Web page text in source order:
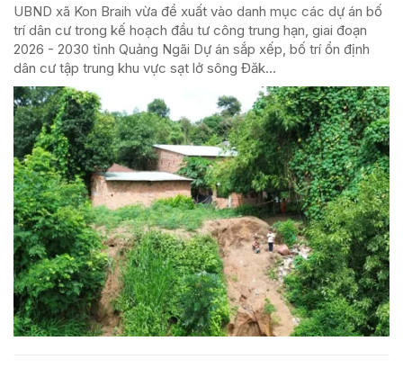
UBND xã Kon Braih vừa đề xuất vào danh mục các dự án bố
trí dân cư trong kế hoạch đầu tư công trung hạn, giai đoạn
2026 - 2030 tỉnh Quảng Ngãi Dự án sắp xếp, bố trí ổn định
dân cư tập trung khu vực sạt lở sông Đăk...